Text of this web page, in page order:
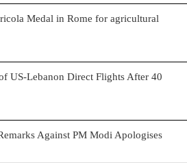
Medal in Rome for agricultural
US-Lebanon Direct Flights After 40
Against PM Modi Apologises